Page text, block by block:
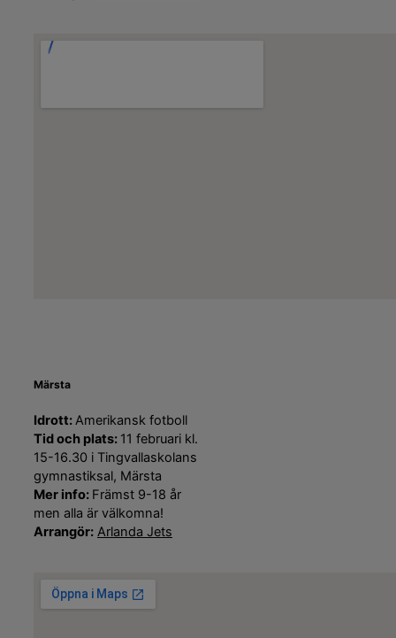
Märsta
Idrott:Amerikansk fotboll
Tid och plats: 11 februari kl.
15-16.30 i Tingvallaskolans
gymnastiksal, Märsta
Mer info: Främst 9-18 år
men alla är välkomna!
Arrangör: Arlanda Jets